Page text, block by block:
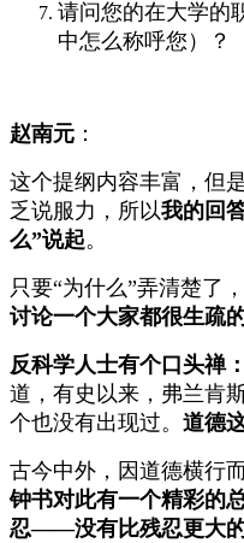
请问您的在大学的
中怎么称呼您）？
赵南元 ：
这个提纲内容丰富，但
乏说服力，所以我的回
么”说起。
只要“为什么”弄清楚了
讨论一个大家都很生疏
反科学人士有个口头禅
道，有史以来，弗兰肯
个也没有出现过。 道德
古今中外，因道德横行
钟书对此有一个精彩的
忍——没有比残忍更大